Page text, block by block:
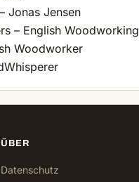
Jonas Jensen
– English Woodworking
Woodworker
ÜBER
Datenschutz